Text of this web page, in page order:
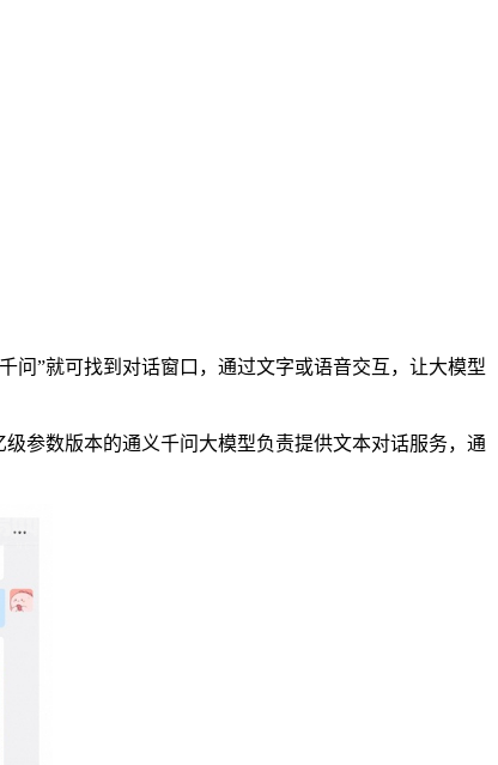
问”就可找到对话窗口，通过文字或语音交互，让大模型
参数版本的通义千问大模型负责提供文本对话服务，通